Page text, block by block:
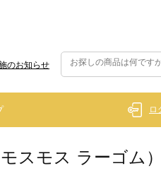
のお知らせ
ロ
スモス ラーゴム